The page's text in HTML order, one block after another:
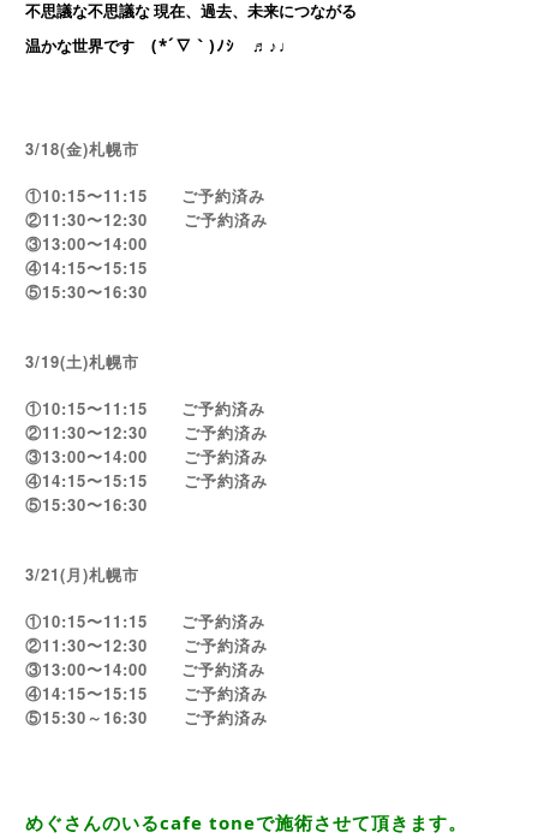
不思議な不思議な 現在、過去、未来につながる
温かな世界です (*´∇｀)ﾉｼ ♬♪♩
3/18(金)札幌市
①10:15〜11:15 ご予約済み
②11:30〜12:30 ご予約済み
③13:00〜14:00
④14:15〜15:15
⑤15:30〜16:30
3/19(土)札幌市
①10:15〜11:15 ご予約済み
②11:30〜12:30 ご予約済み
③13:00〜14:00 ご予約済み
④14:15〜15:15 ご予約済み
⑤15:30〜16:30
3/21(月)札幌市
①10:15〜11:15 ご予約済み
②11:30〜12:30 ご予約済み
③13:00〜14:00 ご予約済み
④14:15〜15:15 ご予約済み
⑤15:30 ～ 16:30 ご予約済み
めぐさんのいるcafe toneで施術させて頂きます。